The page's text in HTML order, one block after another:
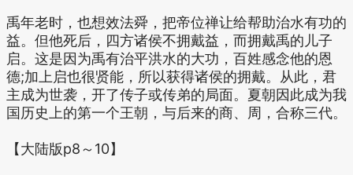
禹年老时，也想效法舜，把帝位禅让给帮助治水有功的
益。但他死后，四方诸侯不拥戴益，而拥戴禹的儿子
启。这是因为禹有治平洪水的大功，百姓感念他的恩
德;加上启也很贤能，所以获得诸侯的拥戴。从此，君
主成为世袭，开了传子或传弟的局面。夏朝因此成为我
国历史上的第一个王朝，与后来的商、周，合称三代。
【大陆版p8～10】